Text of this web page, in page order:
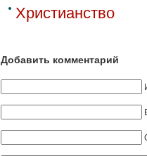
Христианство
Добавить комментарий